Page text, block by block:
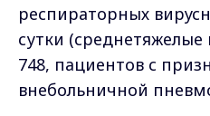
респираторных
сутки
748, пациентов с
внебольничной